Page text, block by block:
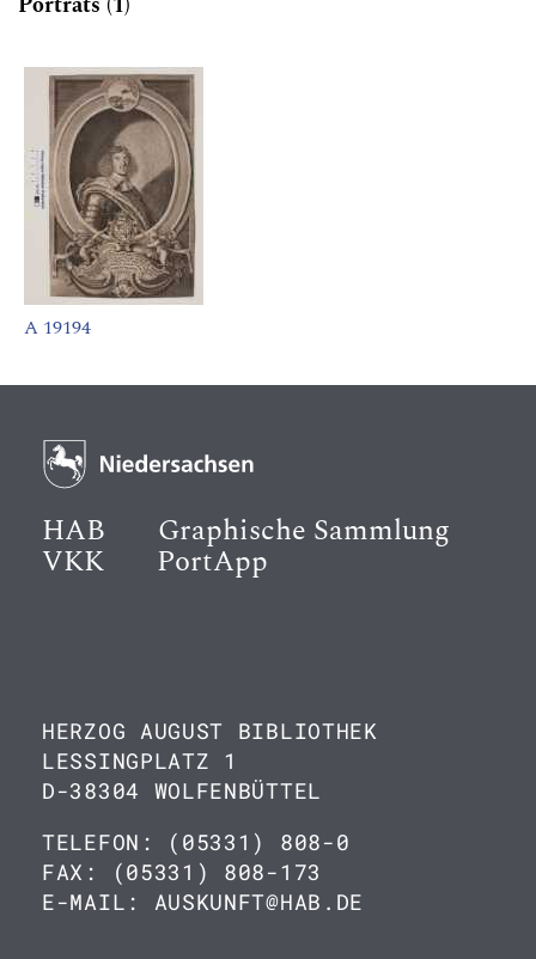
A 19194
HAB Graphische Sammlung
VKK PortApp
HERZOG AUGUST BIBLIOTHEK
LESSINGPLATZ 1
D-38304 WOLFENBÜTTEL
TELEFON: (05331) 808-0
FAX: (05331) 808-173
E-MAIL: AUSKUNFT@HAB.DE